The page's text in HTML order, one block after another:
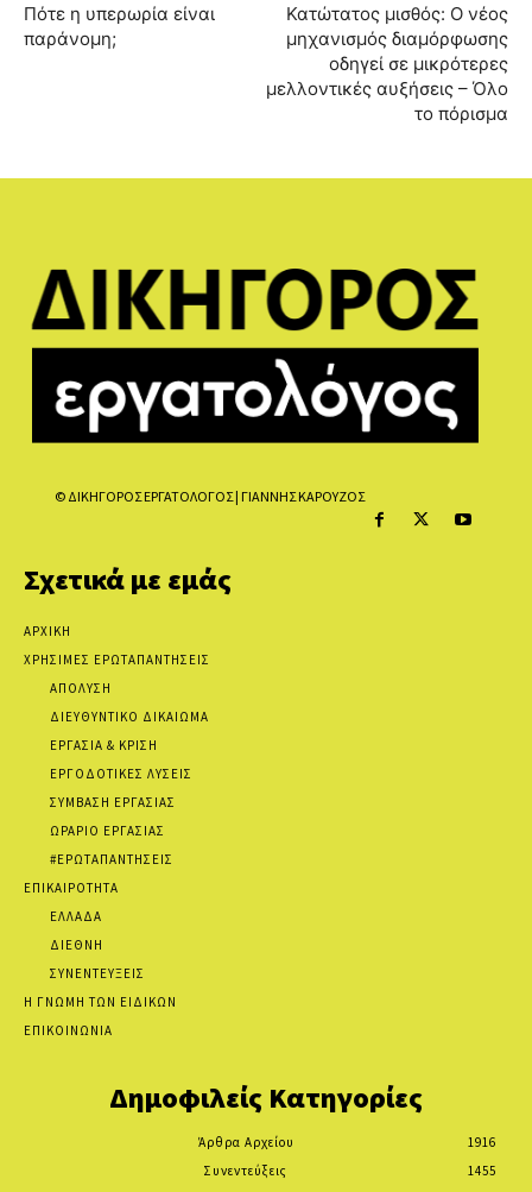
Πότε η υπερωρία είναι
παράνομη;
Κατώτατος μισθός: Ο νέος
μηχανισμός διαμόρφωσης
οδηγεί σε μικρότερες
μελλοντικές αυξήσεις – Όλο
το πόρισμα
© ΔΙΚΗΓΟΡΟΣ ΕΡΓΑΤΟΛΟΓΟΣ | ΓΙΑΝΝΗΣ ΚΑΡΟΥΖΟΣ
Σχετικά με εμάς
ΑΡΧΙΚΗ
ΧΡΗΣΙΜΕΣ ΕΡΩΤΑΠΑΝΤΗΣΕΙΣ
ΑΠΟΛΥΣΗ
ΔΙΕΥΘΥΝΤΙΚΟ ΔΙΚΑΙΩΜΑ
ΕΡΓΑΣΙΑ & ΚΡΙΣΗ
ΕΡΓΟΔΟΤΙΚΕΣ ΛΥΣΕΙΣ
ΣΥΜΒΑΣΗ ΕΡΓΑΣΙΑΣ
ΩΡΑΡΙΟ ΕΡΓΑΣΙΑΣ
#ΕΡΩΤΑΠΑΝΤΗΣΕΙΣ
ΕΠΙΚΑΙΡΟΤΗΤΑ
ΕΛΛΑΔΑ
ΔΙΕΘΝΗ
ΣΥΝΕΝΤΕΥΞΕΙΣ
Η ΓΝΩΜΗ ΤΩΝ ΕΙΔΙΚΩΝ
ΕΠΙΚΟΙΝΩΝΙΑ
Δημοφιλείς Κατηγορίες
Άρθρα Αρχείου
1916
Συνεντεύξεις
1455